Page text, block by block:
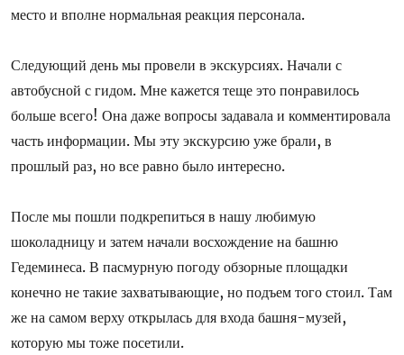
место и вполне нормальная реакция персонала.
Следующий день мы провели в экскурсиях. Начали с
автобусной с гидом. Мне кажется теще это понравилось
больше всего! Она даже вопросы задавала и комментировала
часть информации. Мы эту экскурсию уже брали, в
прошлый раз, но все равно было интересно.
После мы пошли подкрепиться в нашу любимую
шоколадницу и затем начали восхождение на башню
Гедеминеса. В пасмурную погоду обзорные площадки
конечно не такие захватывающие, но подъем того стоил. Там
же на самом верху открылась для входа башня-музей,
которую мы тоже посетили.